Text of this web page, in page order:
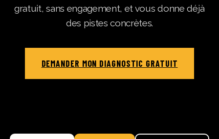
gratuit, sans engagement, et vous donne déjà
des pistes concrètes.
DEMANDER MON DIAGNOSTIC GRATUIT